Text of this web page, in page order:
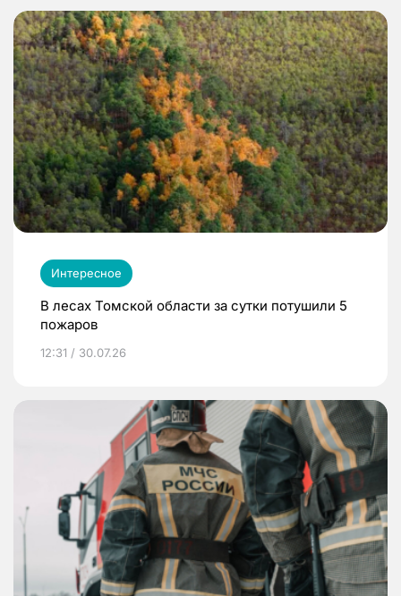
Интересное
В лесах Томской области за сутки потушили 5
пожаров
12:31 / 30.07.26